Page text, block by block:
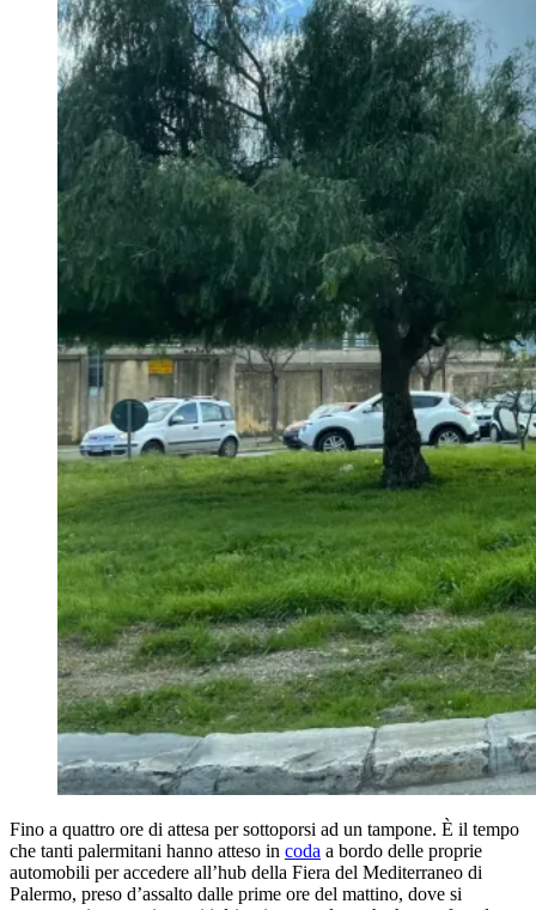
Fino a quattro ore di attesa per sottoporsi ad un tampone. È il tempo
che tanti palermitani hanno atteso in coda a bordo delle proprie
automobili per accedere all’hub della Fiera del Mediterraneo di
Palermo, preso d’assalto dalle prime ore del mattino, dove si